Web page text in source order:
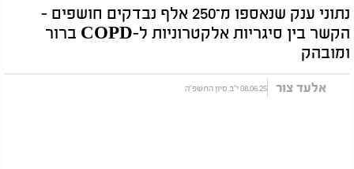
נתוני ענק שנאספו מ־250 אלף נבדקים חושפים -
הקשר בין סיגריות אלקטרוניות ל-COPD ברור
ומובהק
אלעד צור 08.06.25 י"ב סיון התשפ"ה